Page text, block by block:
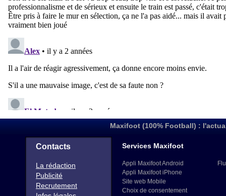
Maxifoot (100% Football) :
Contacts
La rédaction
Publicité
Recrutement
Services Maxifoot
Appli Maxifoot Android
Appli Maxifoot iPhone
Site web Mobile
Choix de consentement